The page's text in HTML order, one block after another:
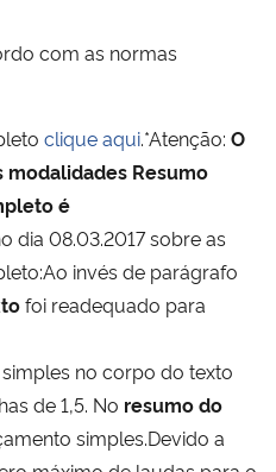
com as normas
clique aqui.*Atenção: O
modalidades Resumo
é
dia 08.03.2017 sobre as
invés de parágrafo
foi readequado para
no corpo do texto
de 1,5. No resumo do
simples.Devido a